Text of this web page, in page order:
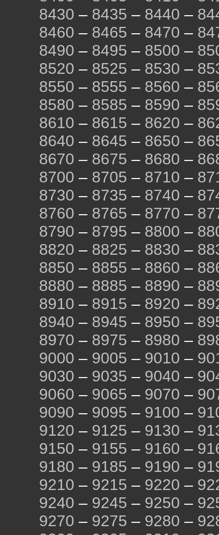
8430 – 8435 – 8440 –
8460 – 8465 – 8470 –
8490 – 8495 – 8500 –
8520 – 8525 – 8530 –
8550 – 8555 – 8560 –
8580 – 8585 – 8590 –
8610 – 8615 – 8620 –
8640 – 8645 – 8650 –
8670 – 8675 – 8680 –
8700 – 8705 – 8710 –
8730 – 8735 – 8740 –
8760 – 8765 – 8770 –
8790 – 8795 – 8800 –
8820 – 8825 – 8830 –
8850 – 8855 – 8860 –
8880 – 8885 – 8890 –
8910 – 8915 – 8920 –
8940 – 8945 – 8950 –
8970 – 8975 – 8980 –
9000 – 9005 – 9010 –
9030 – 9035 – 9040 –
9060 – 9065 – 9070 –
9090 – 9095 – 9100 –
9120 – 9125 – 9130 –
9150 – 9155 – 9160 –
9180 – 9185 – 9190 –
9210 – 9215 – 9220 –
9240 – 9245 – 9250 –
9270 – 9275 – 9280 –